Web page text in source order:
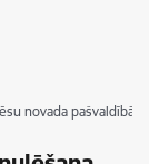
novada pašvaldībā